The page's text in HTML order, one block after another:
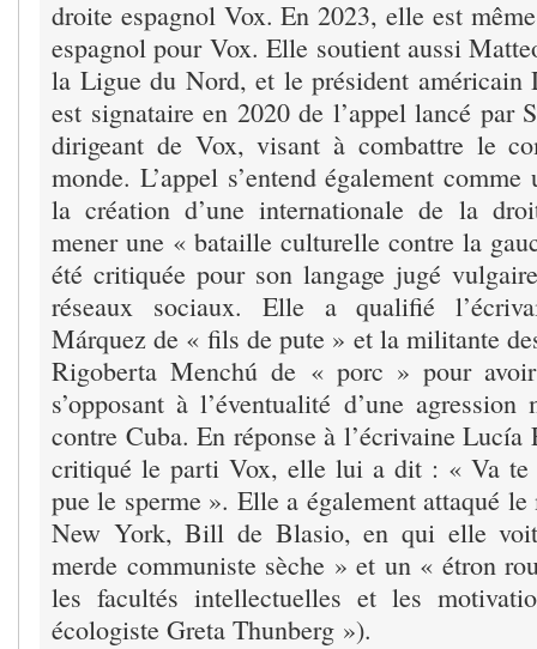
droite espagnol Vox. En 2023, elle est
espagnol pour Vox. Elle soutient aussi
la Ligue du Nord, et le président américain
est signataire en 2020 de l’appel lancé par
dirigeant de Vox, visant à combattre le
monde. L’appel s’entend également
la création d’une internationale de la
mener une « bataille culturelle contre la
été critiquée pour son langage jugé
réseaux sociaux. Elle a qualifié
Márquez de « fils de pute » et la militante
Rigoberta Menchú de « porc » pour
s’opposant à l’éventualité d’une
contre Cuba. En réponse à l’écrivaine
critiqué le parti Vox, elle lui a dit : « Va te
pue le sperme ». Elle a également attaqué
New York, Bill de Blasio, en qui elle
merde communiste sèche » et un « étron
les facultés intellectuelles et les
écologiste Greta Thunberg »).